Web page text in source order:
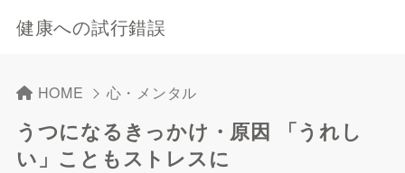
健康への試行錯誤
HOME 心・メンタル
うつになるきっかけ・原因 「うれし
い」こともストレスに